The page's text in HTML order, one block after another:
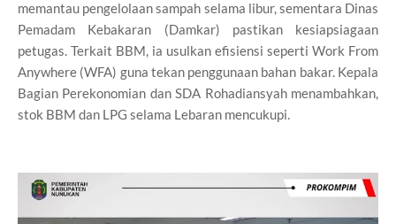
memantau pengelolaan sampah selama libur, sementara Dinas
Pemadam Kebakaran (Damkar) pastikan kesiapsiagaan
petugas. Terkait BBM, ia usulkan efisiensi seperti Work From
Anywhere (WFA) guna tekan penggunaan bahan bakar. Kepala
Bagian Perekonomian dan SDA Rohadiansyah menambahkan,
stok BBM dan LPG selama Lebaran mencukupi.